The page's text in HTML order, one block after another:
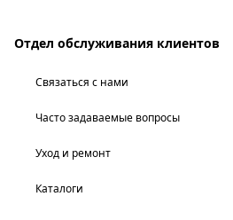
Отдел обслуживания клиентов
Связаться с нами
Часто задаваемые вопросы
Уход и ремонт
Каталоги